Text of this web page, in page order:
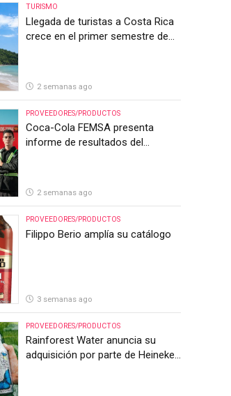
TURISMO
Llegada de turistas a Costa Rica
crece en el primer semestre de
2 semanas ago
PROVEEDORES/PRODUCTOS
Coca-Cola FEMSA presenta
informe de resultados del
2 semanas ago
PROVEEDORES/PRODUCTOS
Filippo Berio amplía su catálogo
3 semanas ago
PROVEEDORES/PRODUCTOS
Rainforest Water anuncia su
adquisición por parte de Heineken